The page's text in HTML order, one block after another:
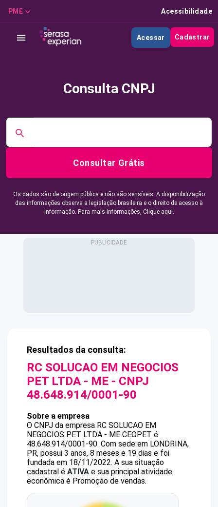
PME Acessibilidade
Acessar Cadastrar
Consulta CNPJ
Consultar Grátis
Os dados são de origem pública e não são sensíveis. A disponibilização
das informações observa a legislação brasileira e o direito de acesso à
informação. Para mais informações, Clique aqui.
Resultados da consulta:
RC SOLUCAO EM NEGOCIOS
PET LTDA - ME - CNPJ
48.648.914/0001-90
Sobre a empresa
O CNPJ da empresa RC SOLUCAO EM
NEGOCIOS PET LTDA - ME CEOPET é
48.648.914/0001-90. Com sede em LONDRINA,
PR, possui 3 anos, 8 meses e 19 dias e foi
fundada em 18/11/2022. A sua situação
cadastral é ATIVA e sua principal atividade
econômica é Promoção de vendas.